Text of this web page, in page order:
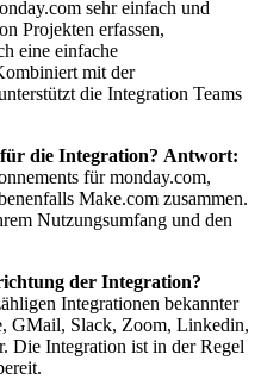
sehr einfach und
Projekten erfassen,
eine einfache
mit der
die Integration Teams
die Integration? Antwort:
für monday.com,
Make.com zusammen.
Nutzungsumfang und den
der Integration?
Integrationen bekannter
GMail, Slack, Zoom, Linkedin,
Die Integration ist in der Regel